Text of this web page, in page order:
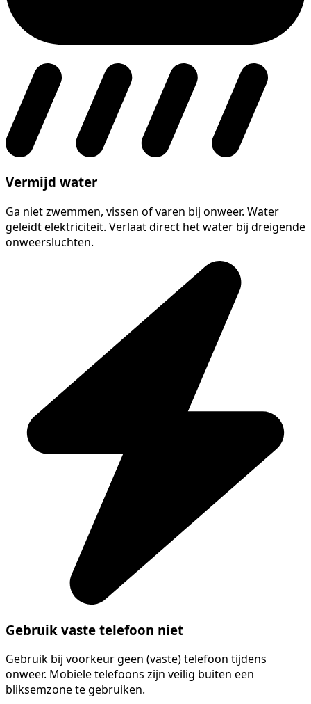
Vermijd water
Ga niet zwemmen, vissen of varen bij onweer. Water
geleidt elektriciteit. Verlaat direct het water bij dreigende
onweersluchten.
Gebruik vaste telefoon niet
Gebruik bij voorkeur geen (vaste) telefoon tijdens
onweer. Mobiele telefoons zijn veilig buiten een
bliksemzone te gebruiken.